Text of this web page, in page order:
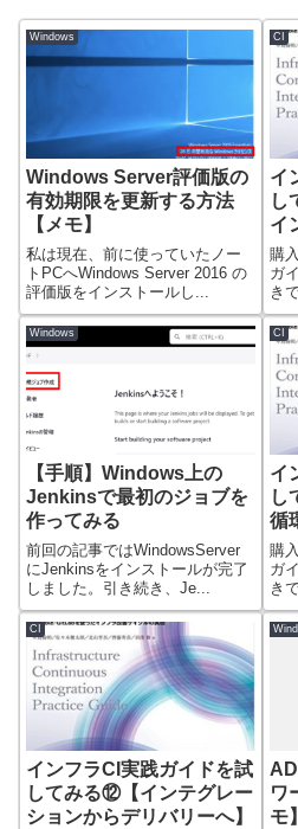
Windows
Windows Server評価版の
有効期限を更新する方法
【メモ】
私は現在、前に使っていたノー
トPCへWindows Server 2016 の
評価版をインストールし...
CI
イ
し
イ
購
ガ
き
ン
Windows
【手順】Windows上の
Jenkinsで最初のジョブを
作ってみる
前回の記事ではWindowsServer
にJenkinsをインストールが完了
しました。引き続き、Je...
CI
イ
し
循
購
ガ
き
CI
CI
インフラCI実践ガイドを試
してみる⑫【インテグレー
ションからデリバリーへ】
ワ
モ】